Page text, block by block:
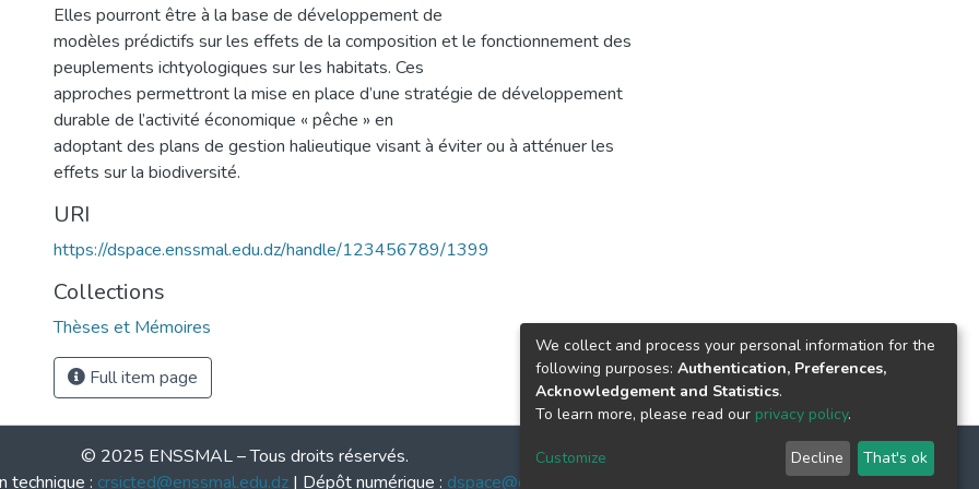
Elles pourront être à la base de développement de
modèles prédictifs sur les effets de la composition et le fonctionnement des
peuplements ichtyologiques sur les habitats. Ces
approches permettront la mise en place d’une stratégie de développement
durable de l’activité économique « pêche » en
adoptant des plans de gestion halieutique visant à éviter ou à atténuer les
effets sur la biodiversité.
URI
https://dspace.enssmal.edu.dz/handle/123456789/1399
Collections
Thèses et Mémoires
Full item page
© 2025 ENSSMAL – Tous droits réservés.
technique : crsicted@enssmal.edu.dz | Dépôt numérique : dspace@enssmal.edu.dz
We collect and process your personal information for the
following purposes: Authentication, Preferences,
Acknowledgement and Statistics.
To learn more, please read our privacy policy.
Customize Decline That's ok